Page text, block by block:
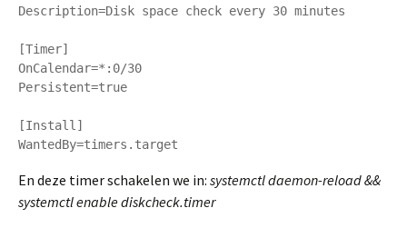
Description=Disk space check every 30 minutes
[Timer]
OnCalendar=*:0/30
Persistent=true
[Install]
En deze timer schakelen we in: systemctl daemon-reload &&
systemctl enable diskcheck.timer